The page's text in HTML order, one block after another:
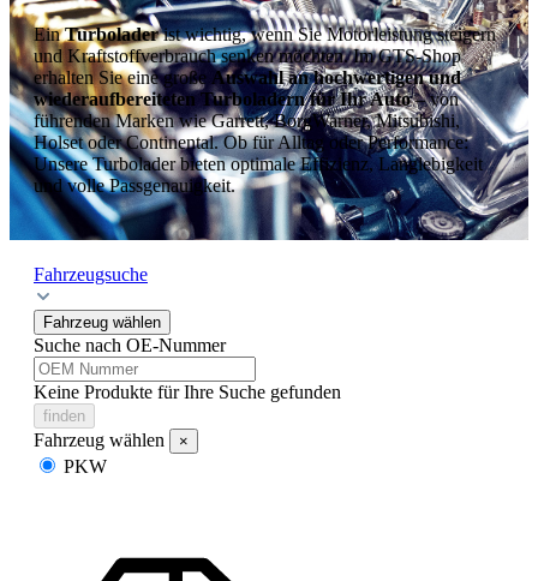
EinTurboladerist wichtig, wenn Sie Motorleistung steigern
und Kraftstoffverbrauch senken möchten. Im GTS-Shop
erhalten Sie eine große Auswahl an hochwertigen und
wiederaufbereiteten Turboladern für Ihr Auto– von
führenden Marken wie Garrett, BorgWarner, Mitsubishi,
Holset oder Continental. Ob für Alltag oder Performance:
Unsere Turbolader bieten optimale Effizienz, Langlebigkeit
und volle Passgenauigkeit.
Fahrzeugsuche
Fahrzeug wählen
Suche nach OE-Nummer
Keine Produkte für Ihre Suche gefunden
finden
Fahrzeug wählen ×
PKW